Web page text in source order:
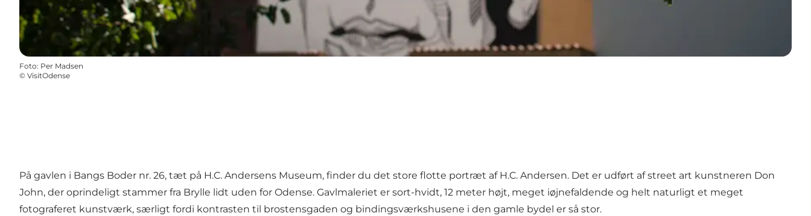
Foto: Per Madsen
© VisitOdense
På gavlen i Bangs Boder nr. 26, tæt på H.C. Andersens Museum, finder du det store flotte portræt af H.C. Andersen. Det er udført af street art kunstneren Don
John, der oprindeligt stammer fra Brylle lidt uden for Odense. Gavlmaleriet er sort-hvidt, 12 meter højt, meget iøjnefaldende og helt naturligt et meget
fotograferet kunstværk, særligt fordi kontrasten til brostensgaden og bindingsværkshusene i den gamle bydel er så stor.